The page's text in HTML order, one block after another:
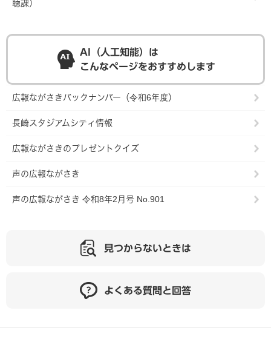
聴課）
AI（人工知能）は
こんなページをおすすめします
広報ながさきバックナンバー（令和6年度）
長崎スタジアムシティ情報
広報ながさきのプレゼントクイズ
声の広報ながさき
声の広報ながさき 令和8年2月号 No.901
見つからないときは
よくある質問と回答